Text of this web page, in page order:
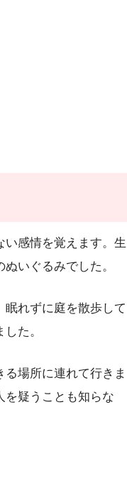
感情を覚えます。生
いぐるみでした。
れずに庭を散歩して
た。
場所に連れて行きま
を疑うことも知らな